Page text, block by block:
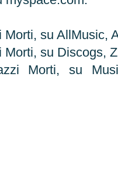
Morti, su AllMusic,
Morti, su Discogs,
Morti, su